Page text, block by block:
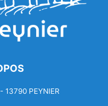
13790 PEYNIER